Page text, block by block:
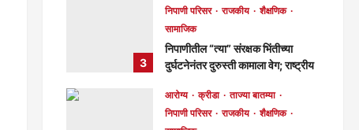
103
3
निपाणी परिसर
राजकीय
शैक्षणिक
सामाजिक
निपाणीतील “त्या” संरक्षक भिंतीच्या
दुर्घटनेनंतर दुरुस्ती कामाला वेग; राष्ट्रीय
लवकरच काम पूर्ण होणार!
मुख्य संपादक
2 days ago
आरोग्य क्रीडा
ताज्या बातम्या
निपाणी परिसर
राजकीय
शैक्षणिक